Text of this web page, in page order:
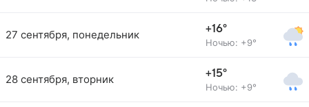
27 сентября, понедельник +16°
Ночью: +9°
28 сентября, вторник +15°
Ночью: +9°